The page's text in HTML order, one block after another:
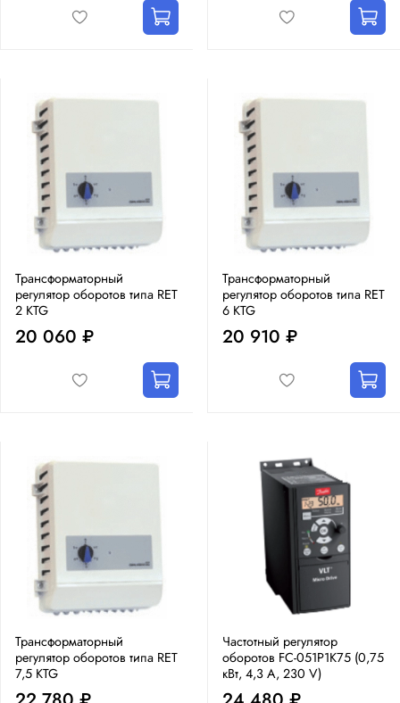
Трансформаторный
регулятор оборотов типа RET
2 KTG
20 060 ₽
Трансформаторный
регулятор оборотов типа RET
6 KTG
20 910 ₽
Трансформаторный
регулятор оборотов типа RET
7,5 KTG
Частотный регулятор
оборотов FC-051P1K75 (0,75
кВт, 4,3 А, 230 V)